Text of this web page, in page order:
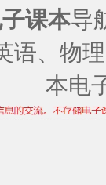
课本导
语、物
本电